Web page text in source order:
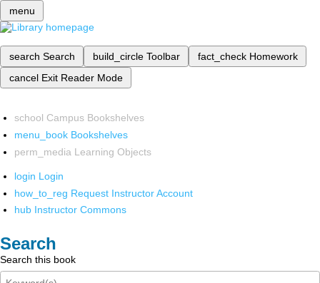
menu
search Search build_circle Toolbar fact_check Homework
cancel Exit Reader Mode
school Campus Bookshelves
menu_book Bookshelves
perm_media Learning Objects
login Login
how_to_reg Request Instructor Account
hub Instructor Commons
Search
Search this book